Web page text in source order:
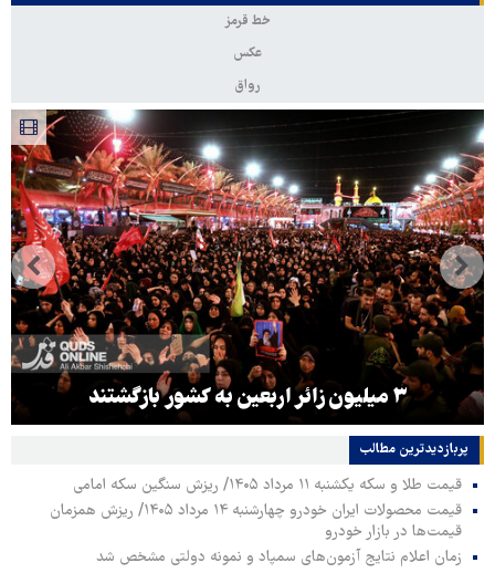
خط قرمز
عکس
رواق
۳ میلیون زائر اربعین به کشور بازگشتند
پربازدیدترین‌ مطالب
قیمت طلا و سکه یکشنبه ۱۱ مرداد ۱۴۰۵/ ریزش سنگین سکه امامی
قیمت محصولات ایران خودرو چهارشنبه ۱۴ مرداد ۱۴۰۵/ ریزش همزمان
قیمت‌ها در بازار خودرو
زمان اعلام نتایج آزمون‌های سمپاد و نمونه دولتی مشخص شد